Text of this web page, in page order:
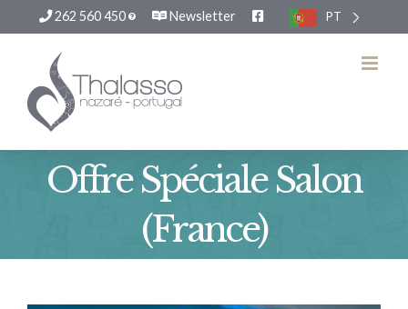
262 560 450 Newsletter PT
content
Offre Spéciale Salon
(France)